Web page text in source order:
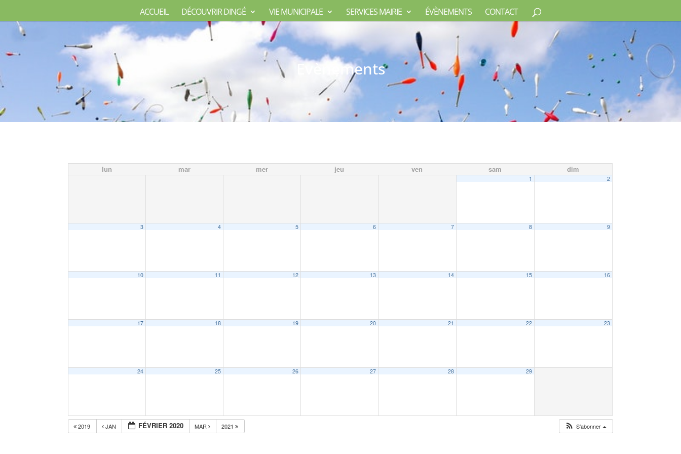
ACCUEIL DÉCOUVRIR DINGÉ VIE MUNICIPALE SERVICES MAIRIE ÉVÈNEMENTS CONTACT
Evènements
lun mar mer jeu ven sam dim
1 2
3 4 5 6 7 8 9
10 11 12 13 14 15 16
17 18 19 20 21 22 23
24 25 26 27 28 29
2019 JAN FÉVRIER 2020 MAR 2021 S’abonner